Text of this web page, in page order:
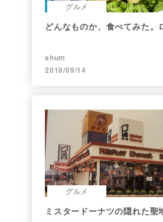
グルメ
どんなものか、食べてみた。
shum
2018/09/14
グルメ
ミスタードーナツの隠れた聖